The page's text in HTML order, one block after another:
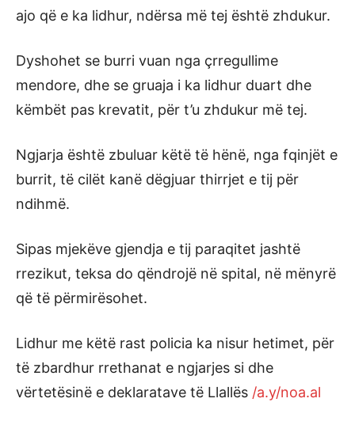
ajo që e ka lidhur, ndërsa më tej është zhdukur.
Dyshohet se burri vuan nga çrregullime
mendore, dhe se gruaja i ka lidhur duart dhe
këmbët pas krevatit, për t’u zhdukur më tej.
Ngjarja është zbuluar këtë të hënë, nga fqinjët e
burrit, të cilët kanë dëgjuar thirrjet e tij për
ndihmë.
Sipas mjekëve gjendja e tij paraqitet jashtë
rrezikut, teksa do qëndrojë në spital, në mënyrë
që të përmirësohet.
Lidhur me këtë rast policia ka nisur hetimet, për
të zbardhur rrethanat e ngjarjes si dhe
vërtetësinë e deklaratave të Llallës /a.y/noa.al